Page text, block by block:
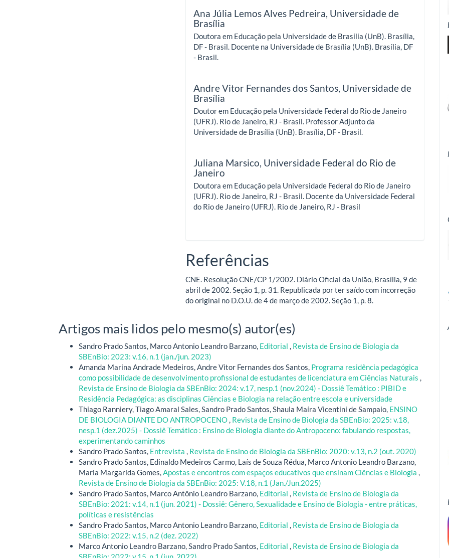
Ana Júlia Lemos Alves Pedreira, Universidade de
Brasília
Doutora em Educação pela Universidade de Brasília (UnB). Brasília,
DF - Brasil. Docente na Universidade de Brasília (UnB). Brasília, DF
- Brasil.
Andre Vitor Fernandes dos Santos, Universidade de
Brasília
Doutor em Educação pela Universidade Federal do Rio de Janeiro
(UFRJ). Rio de Janeiro, RJ - Brasil. Professor Adjunto da
Universidade de Brasília (UnB). Brasília, DF - Brasil.
Juliana Marsico, Universidade Federal do Rio de
Janeiro
Doutora em Educação pela Universidade Federal do Rio de Janeiro
(UFRJ). Rio de Janeiro, RJ - Brasil. Docente da Universidade Federal
do Rio de Janeiro (UFRJ). Rio de Janeiro, RJ - Brasil
Referências
CNE. Resolução CNE/CP 1/2002. Diário Oficial da União, Brasília, 9 de
abril de 2002. Seção 1, p. 31. Republicada por ter saído com incorreção
do original no D.O.U. de 4 de março de 2002. Seção 1, p. 8.
Artigos mais lidos pelo mesmo(s) autor(es)
Sandro Prado Santos, Marco Antonio Leandro Barzano, Editorial
Revista de Ensino de Biologia da
SBEnBio: 2023: v.16, n.1 (jan./jun. 2023)
Amanda Marina Andrade Medeiros, Andre Vitor Fernandes dos Santos, Programa residência pedagógica
como possibilidade de desenvolvimento profissional de estudantes de licenciatura em Ciências Naturais
Revista de Ensino de Biologia da SBEnBio: 2024: v.17, nesp.1 (nov.2024) - Dossiê Temático : PIBID e
Residência Pedagógica: as disciplinas Ciências e Biologia na relação entre escola e universidade
Thiago Ranniery, Tiago Amaral Sales, Sandro Prado Santos, Shaula Maíra Vicentini de Sampaio, ENSINO
DE BIOLOGIA DIANTE DO ANTROPOCENO Revista de Ensino de Biologia da SBEnBio: 2025: v.18,
nesp.1 (dez.2025) - Dossiê Temático : Ensino de Biologia diante do Antropoceno: fabulando respostas,
experimentando caminhos
Sandro Prado Santos, Entrevista
Revista de Ensino de Biologia da SBEnBio: 2020: v.13, n.2 (out. 2020)
Sandro Prado Santos, Edinaldo Medeiros Carmo, Laís de Souza Rédua, Marco Antonio Leandro Barzano,
Maria Margarida Gomes, Apostas e encontros com espaços educativos que ensinam Ciências e Biologia
Revista de Ensino de Biologia da SBEnBio: 2025: V.18, n.1 (Jan./Jun.2025)
Sandro Prado Santos, Marco Antônio Leandro Barzano, Editorial
Revista de Ensino de Biologia da
SBEnBio: 2021: v.14, n.1 (jun. 2021) - Dossiê: Gênero, Sexualidade e Ensino de Biologia - entre práticas,
políticas e resistências
Sandro Prado Santos, Marco Antonio Leandro Barzano, Editorial
Revista de Ensino de Biologia da
SBEnBio: 2022: v.15, n.2 (dez. 2022)
Marco Antonio Leandro Barzano, Sandro Prado Santos, Editorial
Revista de Ensino de Biologia da